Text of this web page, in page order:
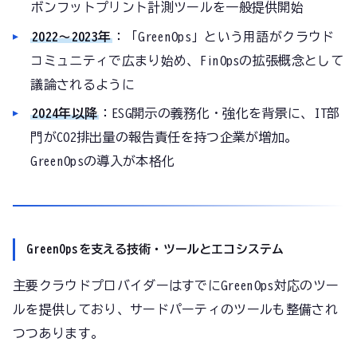
ボンフットプリント計測ツールを一般提供開始
2022〜2023年：「GreenOps」という用語がクラウド
コミュニティで広まり始め、FinOpsの拡張概念として
議論されるように
2024年以降：ESG開示の義務化・強化を背景に、IT部
門がCO2排出量の報告責任を持つ企業が増加。
GreenOpsの導入が本格化
GreenOpsを支える技術・ツールとエコシステム
主要クラウドプロバイダーはすでにGreenOps対応のツー
ルを提供しており、サードパーティのツールも整備され
つつあります。